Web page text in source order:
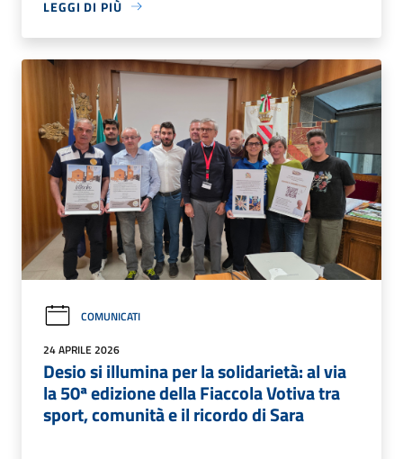
LEGGI DI PIÙ
COMUNICATI
24 APRILE 2026
Desio si illumina per la solidarietà: al via
la 50ª edizione della Fiaccola Votiva tra
sport, comunità e il ricordo di Sara